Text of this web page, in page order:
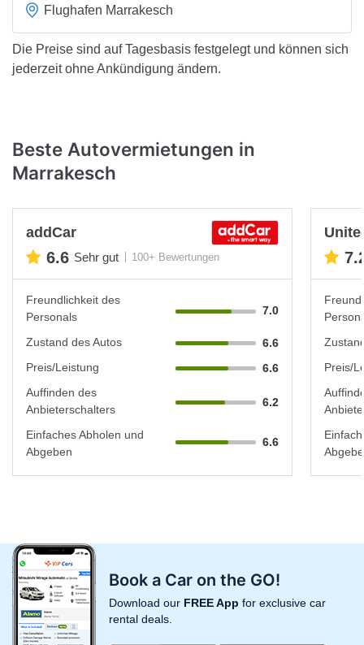
Flughafen Marrakesch
Die Preise sind auf Tagesbasis festgelegt und können sich
jederzeit ohne Ankündigung ändern.
Beste Autovermietungen in
Marrakesch
addCar
6.6 Sehr gut 100+ Bewertungen
Freundlichkeit des
Personals
7.0
Zustand des Autos
6.6
Preis/Leistung
6.6
Auffinden des
Anbieterschalters
6.2
Einfaches Abholen und
Abgeben
6.6
Preis/
Book a Car on the GO!
Download our FREE App for exclusive car
rental deals.